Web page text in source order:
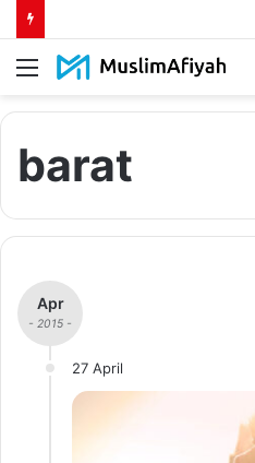
Menu
barat
Apr
- 2015 -
27 April